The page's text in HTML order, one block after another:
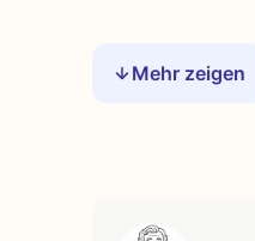
Mehr zeigen